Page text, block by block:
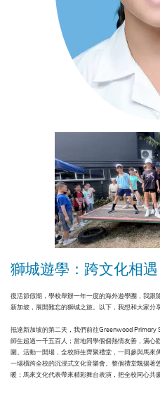
獅城遊學：跨文化相
復活節假期，學校舉辦一年一度的海外遊學團，我跟
新加坡，展開難忘的獅城之旅。以下，我想和大家分
抵達新加坡的第二天，我們前往Greenwood Primary
師生超過一千五百人；當地同學個個熱情友善，滿心
圍。活動一開場，全校師生齊聚禮堂，一同參與馬來
一場橫跨全校的沉浸式文化音樂會。整個禮堂飄揚著
暖；馬來文化代表帶來精彩舞台表演，把全校同心共